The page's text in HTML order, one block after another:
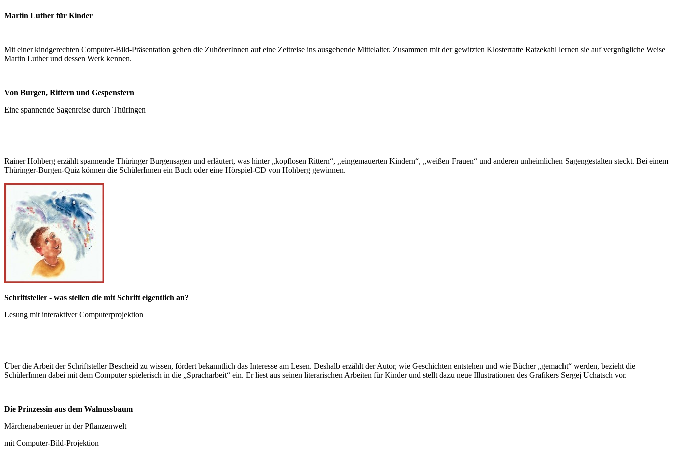
Martin Luther für Kinder
Mit einer kindgerechten Computer-Bild-Präsentation gehen die ZuhörerInnen auf eine Zeitreise ins ausgehende Mittelalter. Zusammen mit der gewitzten Klosterratte Ratzekahl lernen sie auf vergnügliche Weise
Martin Luther und dessen Werk kennen.
Von Burgen, Rittern und Gespenstern
Eine spannende Sagenreise durch Thüringen
Rainer Hohberg erzählt spannende Thüringer Burgensagen und erläutert, was hinter „kopflosen Rittern“, „eingemauerten Kindern“, „weißen Frauen“ und anderen unheimlichen Sagengestalten steckt. Bei einem
Thüringer-Burgen-Quiz können die SchülerInnen ein Buch oder eine Hörspiel-CD von Hohberg gewinnen.
Schriftsteller - was stellen die mit Schrift eigentlich an?
Lesung mit interaktiver Computerprojektion
Über die Arbeit der Schriftsteller Bescheid zu wissen, fördert bekanntlich das Interesse am Lesen. Deshalb erzählt der Autor, wie Geschichten entstehen und wie Bücher „gemacht“ werden, bezieht die
SchülerInnen dabei mit dem Computer spielerisch in die „Spracharbeit“ ein. Er liest aus seinen literarischen Arbeiten für Kinder und stellt dazu neue Illustrationen des Grafikers Sergej Uchatsch vor.
Die Prinzessin aus dem Walnussbaum
Märchenabenteuer in der Pflanzenwelt
mit Computer-Bild-Projektion